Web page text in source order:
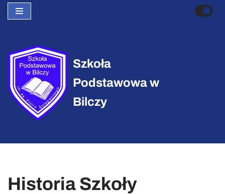
treści
Szkoła
Podstawowa w
Bilczy
Historia Szkoły